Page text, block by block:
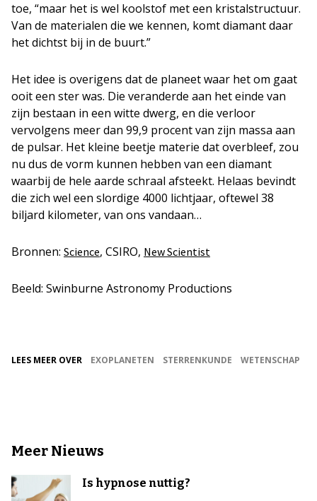
toe, “maar het is wel koolstof met een kristalstructuur.
Van de materialen die we kennen, komt diamant daar
het dichtst bij in de buurt.”
Het idee is overigens dat de planeet waar het om gaat
ooit een ster was. Die veranderde aan het einde van
zijn bestaan in een witte dwerg, en die verloor
vervolgens meer dan 99,9 procent van zijn massa aan
de pulsar. Het kleine beetje materie dat overbleef, zou
nu dus de vorm kunnen hebben van een diamant
waarbij de hele aarde schraal afsteekt. Helaas bevindt
die zich wel een slordige 4000 lichtjaar, oftewel 38
biljard kilometer, van ons vandaan…
Bronnen: Science, CSIRO, New Scientist
Beeld: Swinburne Astronomy Productions
LEES MEER OVER EXOPLANETEN STERRENKUNDE WETENSCHAP
Meer Nieuws
Is hypnose nuttig?